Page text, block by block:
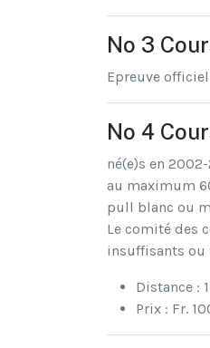
No 3
Epreuve
No 4
né(e)s en
au maximum
pull blanc ou
Le comité des
insuffisants ou
Distance :
Prix : Fr.